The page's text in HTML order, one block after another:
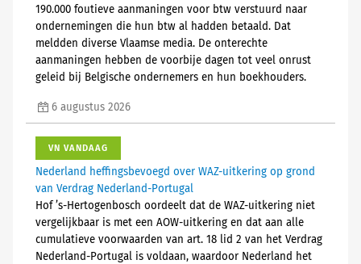
190.000 foutieve aanmaningen voor btw verstuurd naar
ondernemingen die hun btw al hadden betaald. Dat
meldden diverse Vlaamse media. De onterechte
aanmaningen hebben de voorbije dagen tot veel onrust
geleid bij Belgische ondernemers en hun boekhouders.
6 augustus 2026
VN VANDAAG
Nederland heffingsbevoegd over WAZ-uitkering op grond
van Verdrag Nederland-Portugal
Hof ’s-Hertogenbosch oordeelt dat de WAZ-uitkering niet
vergelijkbaar is met een AOW-uitkering en dat aan alle
cumulatieve voorwaarden van art. 18 lid 2 van het Verdrag
Nederland-Portugal is voldaan, waardoor Nederland het